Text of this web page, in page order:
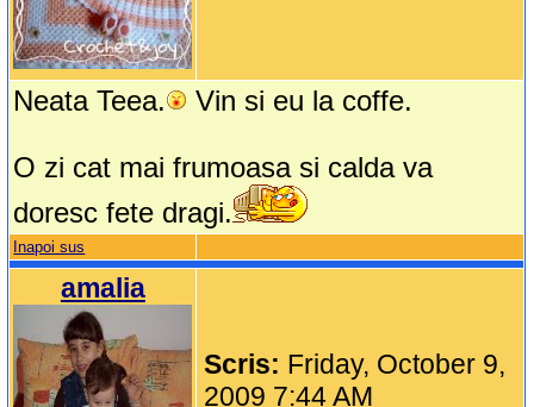
Neata Teea. Vin si eu la coffe.
O zi cat mai frumoasa si calda va
doresc fete dragi.
Inapoi sus
amalia
Scris: Friday, October 9,
2009 7:44 AM